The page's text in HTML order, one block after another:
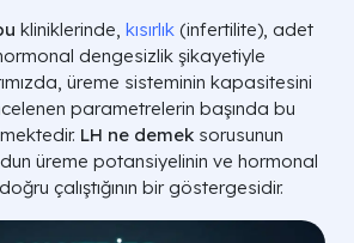
kliniklerinde, kısırlık (infertilite), adet
dengesizlik şikayetiyle
üreme sisteminin kapasitesini
parametrelerin başında bu
LH ne demek sorusunun
üreme potansiyelinin ve hormonal
çalıştığının bir göstergesidir.